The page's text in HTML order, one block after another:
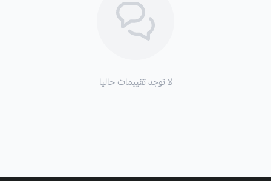
: تروى باعتدال مع مراعاة حالة الطقس ورطوبة التربة،
لا توجد تقييمات حاليا